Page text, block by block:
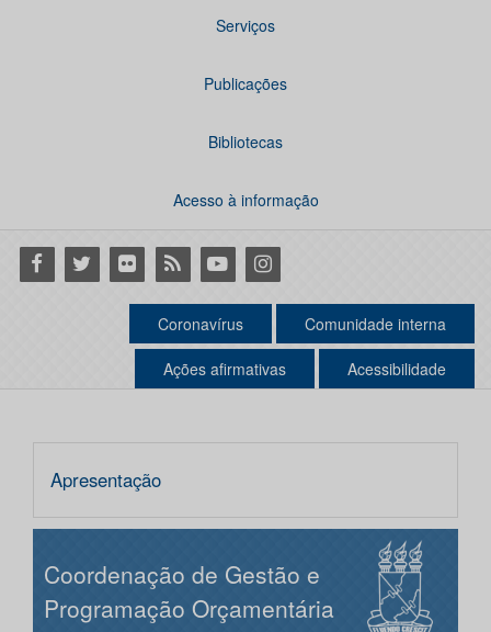
Serviços
Publicações
Bibliotecas
Acesso à informação
Facebook
Twitter Flickr RSS YoutubeInstagram
Coronavírus Comunidade interna
Ações afirmativas Acessibilidade
Apresentação
Coordenação de Gestão e
Programação Orçamentária